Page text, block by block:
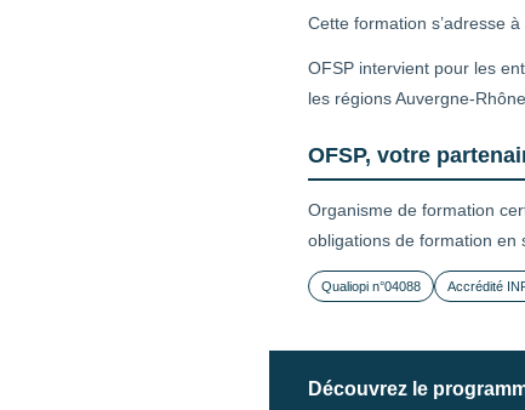
Cette formation s’adresse à
OFSP intervient pour les
les régions Auvergne-
OFSP, votre
Organisme de formation
obligations de formation en
Qualiopi n°04088 Accrédité
Découvrez le